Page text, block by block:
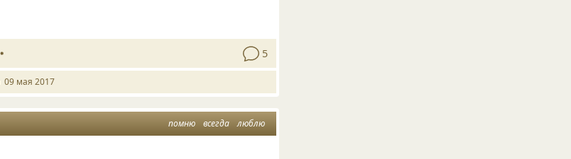
5
09 мая 2017
помню всегда люблю